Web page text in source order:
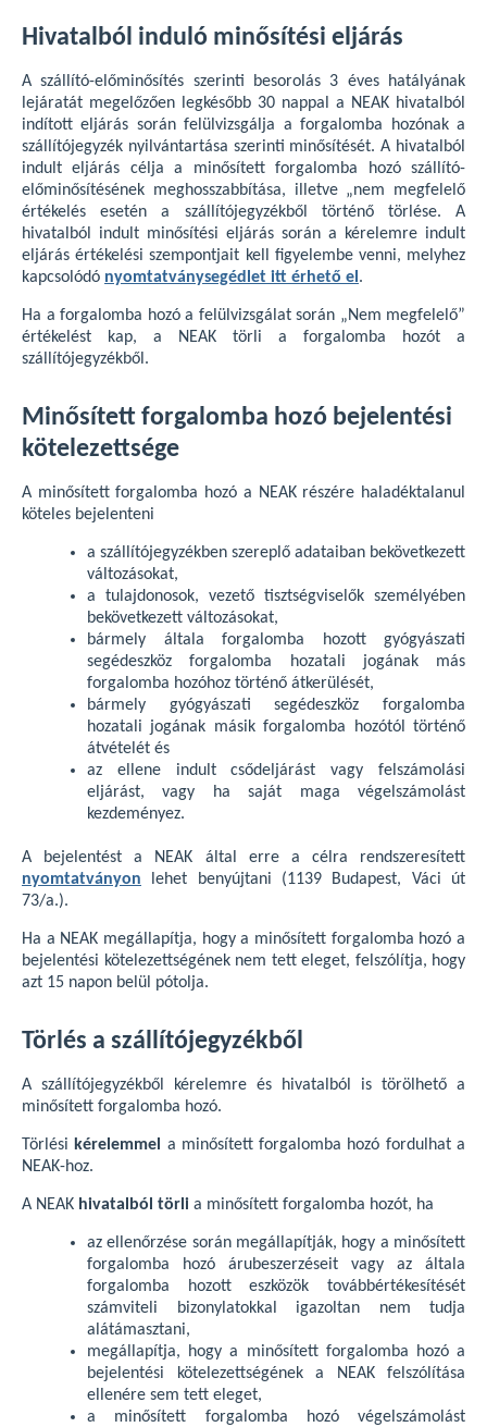
Hivatalból induló minősítési eljárás
A szállító-előminősítés szerinti besorolás 3 éves hatályának
lejáratát megelőzően legkésőbb 30 nappal a NEAK hivatalból
indított eljárás során felülvizsgálja a forgalomba hozónak a
szállítójegyzék nyilvántartása szerinti minősítését. A hivatalból
indult eljárás célja a minősített forgalomba hozó szállító-
előminősítésének meghosszabbítása, illetve „nem megfelelő
értékelés esetén a szállítójegyzékből történő törlése. A
hivatalból indult minősítési eljárás során a kérelemre indult
eljárás értékelési szempontjait kell figyelembe venni, melyhez
kapcsolódó nyomtatványsegédlet itt érhető el .
Ha a forgalomba hozó a felülvizsgálat során „Nem megfelelő”
értékelést kap, a NEAK törli a forgalomba hozót a
szállítójegyzékből.
Minősített forgalomba hozó bejelentési
kötelezettsége
A minősített forgalomba hozó a NEAK részére haladéktalanul
köteles bejelenteni
a szállítójegyzékben szereplő adataiban bekövetkezett
változásokat,
a tulajdonosok, vezető tisztségviselők személyében
bekövetkezett változásokat,
bármely általa forgalomba hozott gyógyászati
segédeszköz forgalomba hozatali jogának más
forgalomba hozóhoz történő átkerülését,
bármely gyógyászati segédeszköz forgalomba
hozatali jogának másik forgalomba hozótól történő
átvételét és
az ellene indult csődeljárást vagy felszámolási
eljárást, vagy ha saját maga végelszámolást
kezdeményez.
A bejelentést a NEAK által erre a célra rendszeresített
nyomtatványon lehet benyújtani (1139 Budapest, Váci út
73/a.).
Ha a NEAK megállapítja, hogy a minősített forgalomba hozó a
bejelentési kötelezettségének nem tett eleget, felszólítja, hogy
azt 15 napon belül pótolja.
Törlés a szállítójegyzékből
A szállítójegyzékből kérelemre és hivatalból is törölhető a
minősített forgalomba hozó.
Törlési kérelemmel
a minősített forgalomba hozó fordulhat a
NEAK-hoz.
A NEAK hivatalból törli a minősített forgalomba hozót, ha
az ellenőrzése során megállapítják, hogy a minősített
forgalomba hozó árubeszerzéseit vagy az általa
forgalomba hozott eszközök továbbértékesítését
számviteli bizonylatokkal igazoltan nem tudja
alátámasztani,
megállapítja, hogy a minősített forgalomba hozó a
bejelentési kötelezettségének a NEAK felszólítása
ellenére sem tett eleget,
a minősített forgalomba hozó végelszámolást